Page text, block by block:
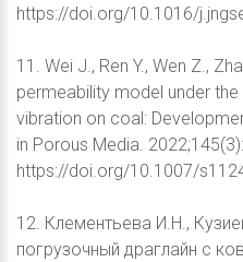
https://doi.org/10.1016/
11. Wei J., Ren Y., Wen Z.,
permeability model under
vibration on coal:
in Porous Media.
https://doi.org/10.1007/
12. Клементьева И.Н.,
погрузочный драглайн с